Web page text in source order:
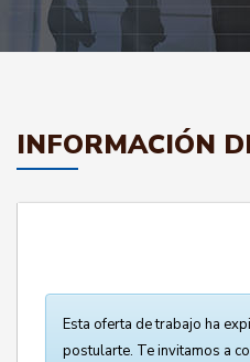
INFORMACIÓN
Esta oferta de trabajo ha
postularte. Te invitamos a